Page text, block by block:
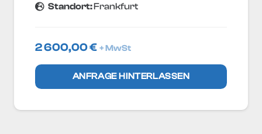
Standort:Frankfurt
2 600,00€ + MwSt
ANFRAGE HINTERLASSEN